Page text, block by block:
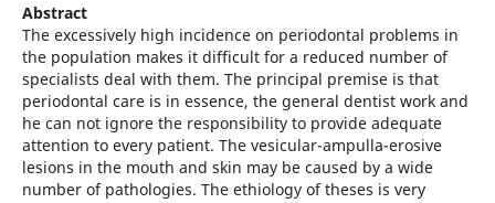
Abstract
The excessively high incidence on periodontal problems in
the population makes it difficult for a reduced number of
specialists deal with them. The principal premise is that
periodontal care is in essence, the general dentist work and
he can not ignore the responsibility to provide adequate
attention to every patient. The vesicular-ampulla-erosive
lesions in the mouth and skin may be caused by a wide
number of pathologies. The ethiology of theses is very